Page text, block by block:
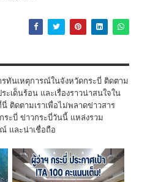
รทันเหตุการณ์ในจังหวัดกระบี่ ติดตาม
ะเด็นร้อน และเรื่องราวน่าสนใจใน
ติดตามเราเพื่อไม่พลาดข่าวสาร
ระบี่ ข่าวกระบี่วันนี้ แหล่งรวม
และน่าเชื่อถือ